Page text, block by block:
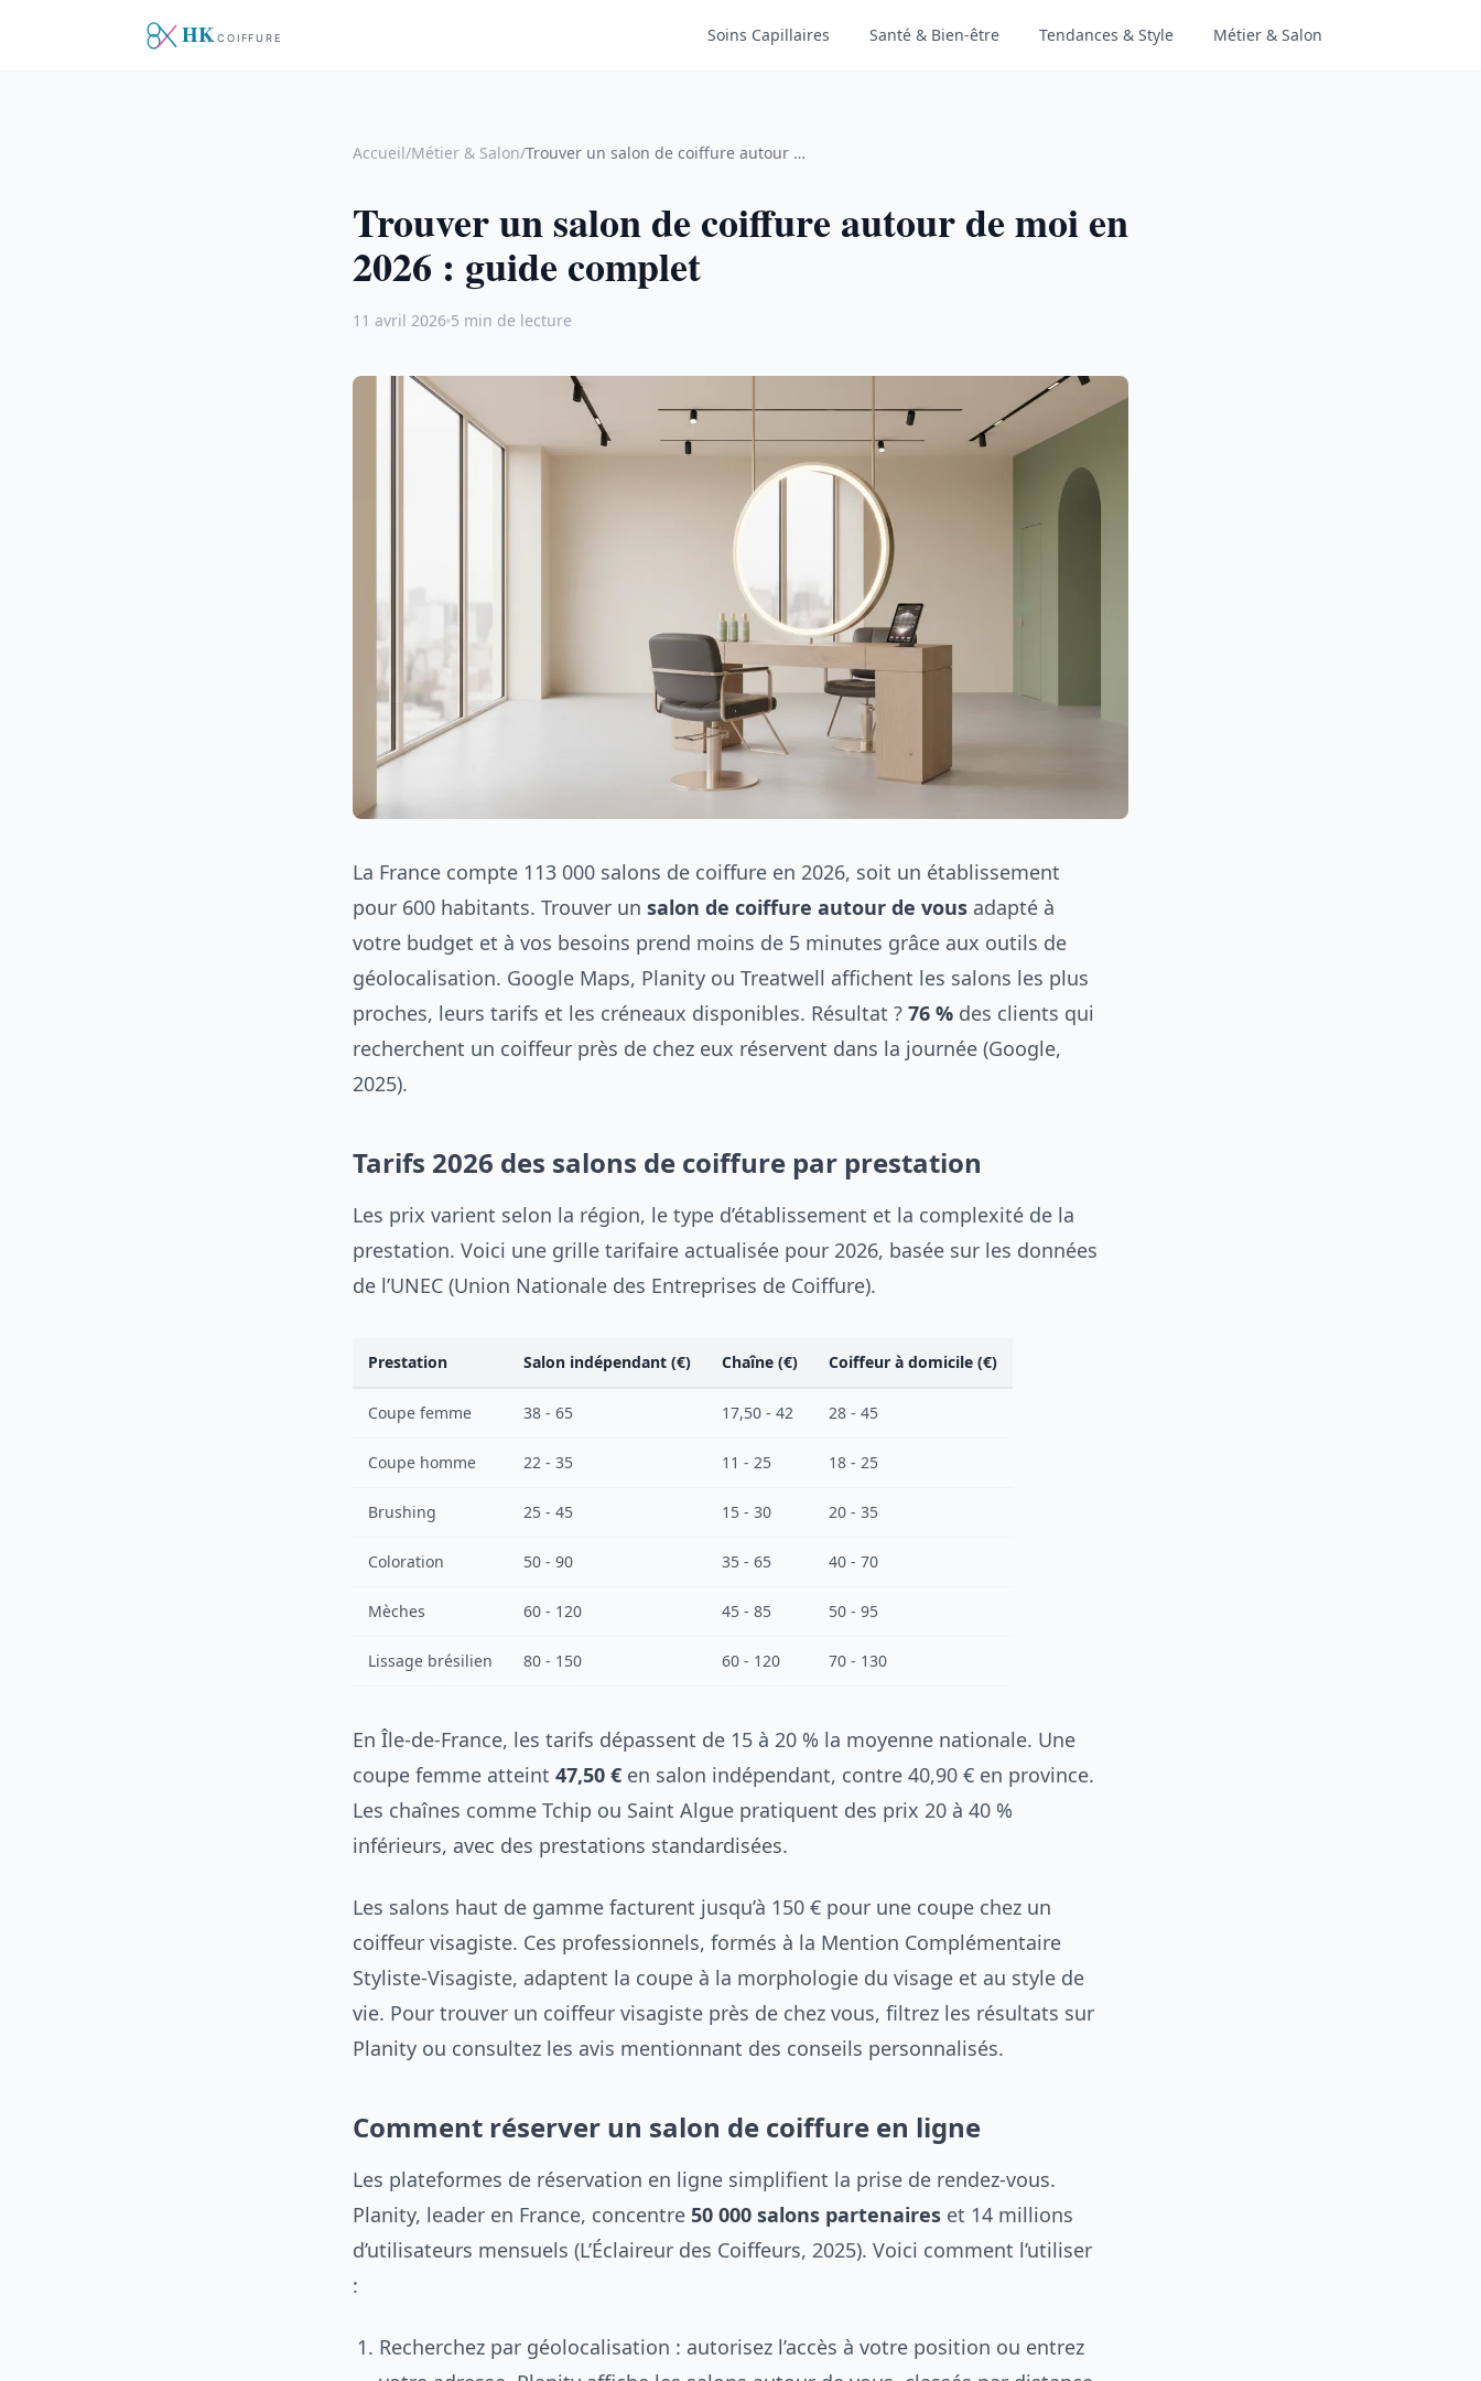
Soins Capillaires Santé & Bien-être Tendances & Style Métier & Salon
Accueil/Métier & Salon/ Trouver un salon de coiffure autour de moi en 2026 : guide complet
Trouver un salon de coiffure autour de moi en
2026 : guide complet
11 avril 2026 5 min de lecture
La France compte 113 000 salons de coiffure en 2026, soit un établissement
pour 600 habitants. Trouver un salon de coiffure autour de vous adapté à
votre budget et à vos besoins prend moins de 5 minutes grâce aux outils de
géolocalisation. Google Maps, Planity ou Treatwell affichent les salons les plus
proches, leurs tarifs et les créneaux disponibles. Résultat ? 76 % des clients qui
recherchent un coiffeur près de chez eux réservent dans la journée (Google,
2025).
Tarifs 2026 des salons de coiffure par prestation
Les prix varient selon la région, le type d’établissement et la complexité de la
prestation. Voici une grille tarifaire actualisée pour 2026, basée sur les données
de l’UNEC (Union Nationale des Entreprises de Coiffure).
Prestation Salon indépendant (€) Chaîne (€) Coiffeur à domicile (€)
Coupe femme 38 - 65 17,50 - 42 28 - 45
Coupe homme 22 - 35 11 - 25 18 - 25
Brushing 25 - 45 15 - 30 20 - 35
Coloration 50 - 90 35 - 65 40 - 70
Mèches 60 - 120 45 - 85 50 - 95
Lissage brésilien 80 - 150 60 - 120 70 - 130
En Île-de-France, les tarifs dépassent de 15 à 20 % la moyenne nationale. Une
coupe femme atteint 47,50 € en salon indépendant, contre 40,90 € en province.
Les chaînes comme Tchip ou Saint Algue pratiquent des prix 20 à 40 %
inférieurs, avec des prestations standardisées.
Les salons haut de gamme facturent jusqu’à 150 € pour une coupe chez un
coiffeur visagiste. Ces professionnels, formés à la Mention Complémentaire
Styliste-Visagiste, adaptent la coupe à la morphologie du visage et au style de
vie. Pour trouver un coiffeur visagiste près de chez vous, filtrez les résultats sur
Planity ou consultez les avis mentionnant des conseils personnalisés.
Comment réserver un salon de coiffure en ligne
Les plateformes de réservation en ligne simplifient la prise de rendez-vous.
Planity, leader en France, concentre 50 000 salons partenaires et 14 millions
d’utilisateurs mensuels (L’Éclaireur des Coiffeurs, 2025). Voici comment l’utiliser
:
Recherchez par géolocalisation : autorisez l’accès à votre position ou entrez